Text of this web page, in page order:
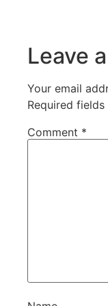
Leave
Your email
Required
Comment *